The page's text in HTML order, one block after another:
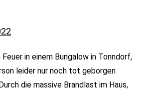
Feuer in einem Bungalow in Tonndorf,
leider nur noch tot geborgen
die massive Brandlast im Haus,